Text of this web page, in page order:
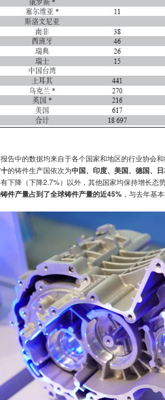
告中的数据均来自于各个国家和地区的行业协会
的铸件生产国依次为中国、印度、美国、德国、
下降（下降2.7%）以外，其他国家均保持增长态
件产量占到了全球铸件产量的近45% ，与去年基本